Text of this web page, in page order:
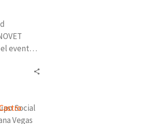
evento
del 13